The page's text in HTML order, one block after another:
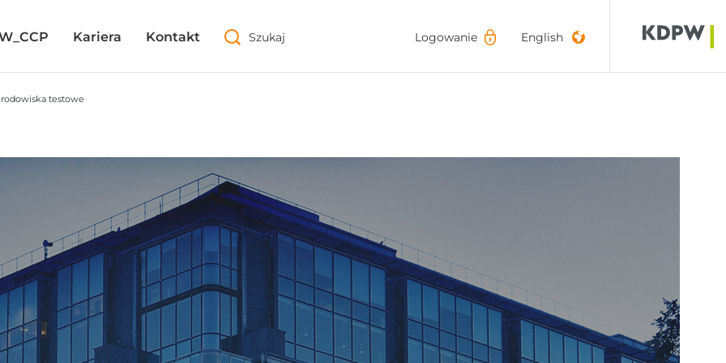
Kariera Kontakt Szukaj Logowanie English
Kariera Kontakt Szukaj Logowanie English
testowe